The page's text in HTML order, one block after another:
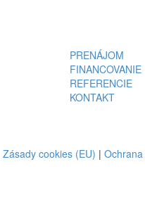
PRENÁJOM
FINANCOVANIE
REFERENCIE
KONTAKT
Zásady cookies (EU) |